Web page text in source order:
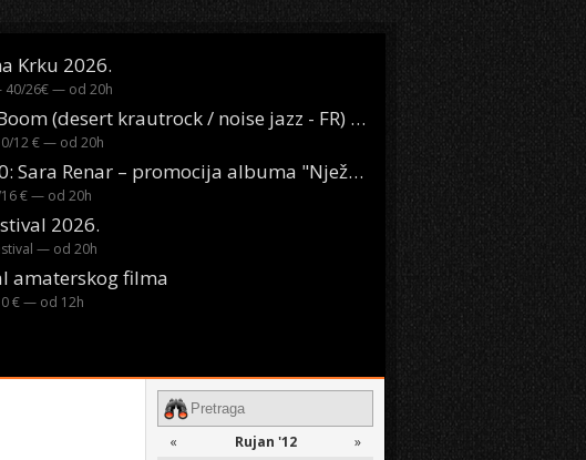
Krku 2026.
26€ — od 20h
Oasis Boom (desert krautrock / noise jazz - FR) @ KONTEJNER
12 € — od 20h
KSET50: Sara Renar – promocija albuma "Nježne riječi" @ Močvara
€ — od 20h
2026.
— od 20h
amaterskog filma
€ — od 12h
« Rujan '12
»